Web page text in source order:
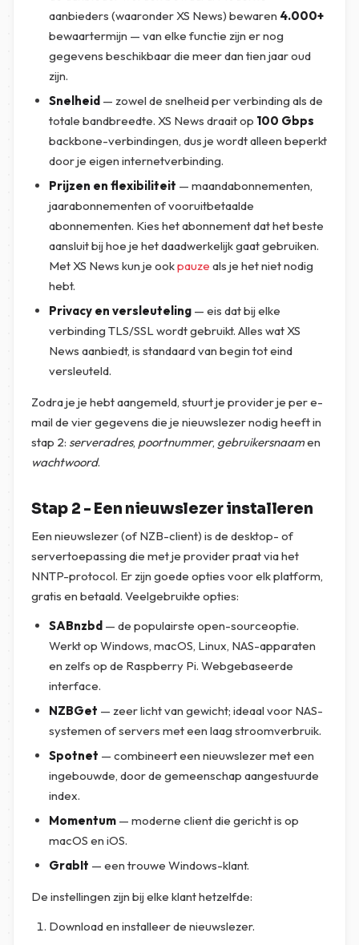
aanbieders (waaronder XS News) bewaren 4.000+
bewaartermijn — van elke functie zijn er nog
gegevens beschikbaar die meer dan tien jaar oud
zijn.
Snelheid — zowel de snelheid per verbinding als de
totale bandbreedte. XS News draait op 100 Gbps
backbone-verbindingen, dus je wordt alleen beperkt
door je eigen internetverbinding.
Prijzen en flexibiliteit — maandabonnementen,
jaarabonnementen of vooruitbetaalde
abonnementen. Kies het abonnement dat het beste
aansluit bij hoe je het daadwerkelijk gaat gebruiken.
Met XS News kun je ookpauze als je het niet nodig
hebt.
Privacy en versleuteling — eis dat bij elke
verbinding TLS/SSL wordt gebruikt. Alles wat XS
News aanbiedt, is standaard van begin tot eind
versleuteld.
Zodra je je hebt aangemeld, stuurt je provider je per e-
mail de vier gegevens die je nieuwslezer nodig heeft in
stap 2: serveradres, poortnummer, gebruikersnaamen
wachtwoord.
Stap 2 - Een nieuwslezer installeren
Een nieuwslezer (of NZB-client) is de desktop- of
servertoepassing die met je provider praat via het
NNTP-protocol. Er zijn goede opties voor elk platform,
gratis en betaald. Veelgebruikte opties:
SABnzbd — de populairste open-sourceoptie.
Werkt op Windows, macOS, Linux, NAS-apparaten
en zelfs op de Raspberry Pi. Webgebaseerde
interface.
NZBGet — zeer licht van gewicht; ideaal voor NAS-
systemen of servers met een laag stroomverbruik.
Spotnet — combineert een nieuwslezer met een
ingebouwde, door de gemeenschap aangestuurde
index.
Momentum — moderne client die gericht is op
macOS en iOS.
GrabIt — een trouwe Windows-klant.
De instellingen zijn bij elke klant hetzelfde:
Download en installeer de nieuwslezer.